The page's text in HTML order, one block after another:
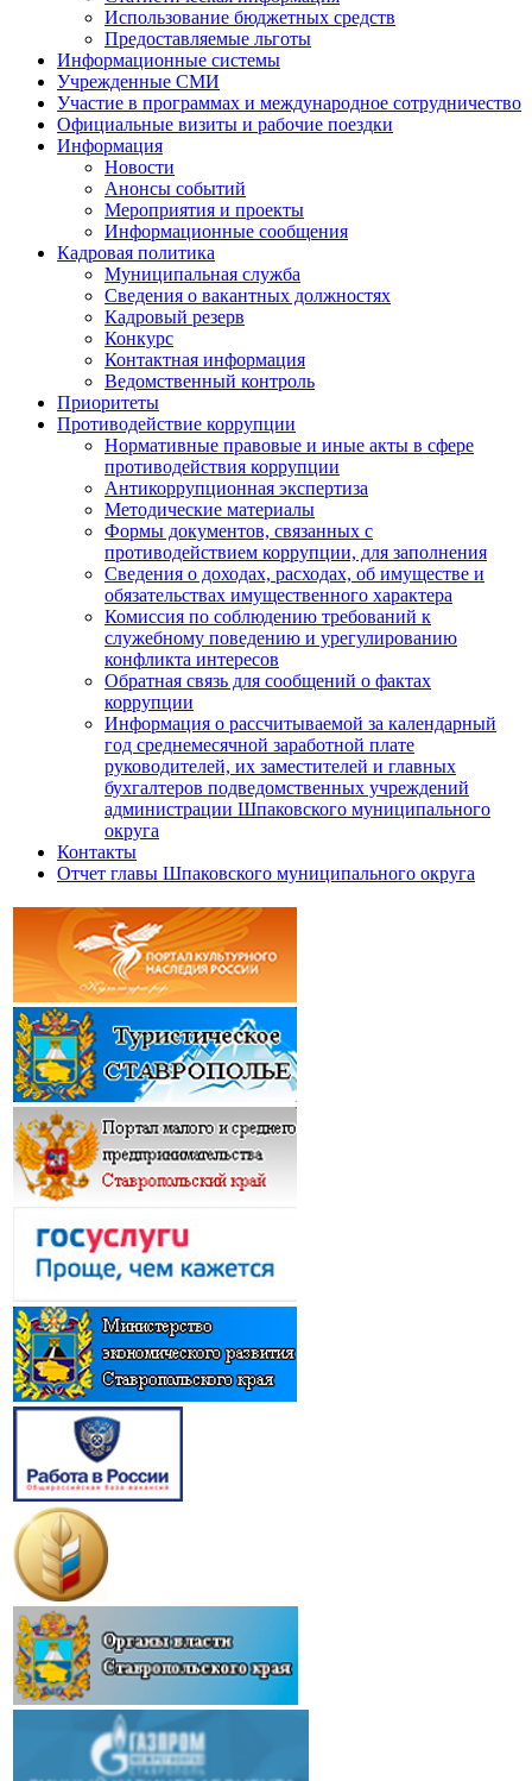
Использование бюджетных средств
Предоставляемые льготы
Информационные системы
Учрежденные СМИ
Участие в программах и международное сотрудничество
Официальные визиты и рабочие поездки
Информация
Новости
Анонсы событий
Мероприятия и проекты
Информационные сообщения
Кадровая политика
Муниципальная служба
Сведения о вакантных должностях
Кадровый резерв
Конкурс
Контактная информация
Ведомственный контроль
Приоритеты
Противодействие коррупции
Нормативные правовые и иные акты в сфере
противодействия коррупции
Антикоррупционная экспертиза
Методические материалы
Формы документов, связанных с
противодействием коррупции, для заполнения
Сведения о доходах, расходах, об имуществе и
обязательствах имущественного характера
Комиссия по соблюдению требований к
служебному поведению и урегулированию
конфликта интересов
Обратная связь для сообщений о фактах
коррупции
Информация о рассчитываемой за календарный
год среднемесячной заработной плате
руководителей, их заместителей и главных
бухгалтеров подведомственных учреждений
администрации Шпаковского муниципального
округа
Контакты
Отчет главы Шпаковского муниципального округа